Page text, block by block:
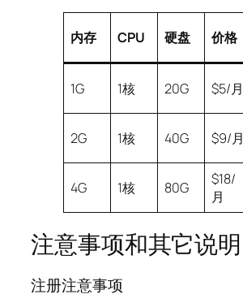
内存 CPU 硬盘 价格
1G 1核 20G $5/月
2G 1核 40G $9/月
4G 1核 80G
$18/
月
注意事项和其它说明
注册注意事项